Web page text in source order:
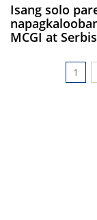
Isang solo
MCGI at
1